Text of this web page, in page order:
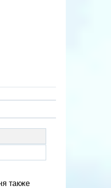
также